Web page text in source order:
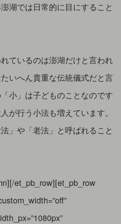
湖では日常的に目にすること
ているのは澎湖だけと言われ
いへん貴重な伝統儀式だと言
小」は子どものことなのです
が行う小法も増えています。
」や「老法」と呼ばれること
et_pb_row][et_pb_row